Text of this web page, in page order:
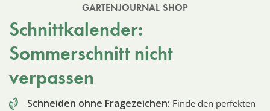
GARTENJOURNAL SHOP
Schnittkalender:
Sommerschnitt nicht
verpassen
Schneiden ohne Fragezeichen: Finde den perfekten